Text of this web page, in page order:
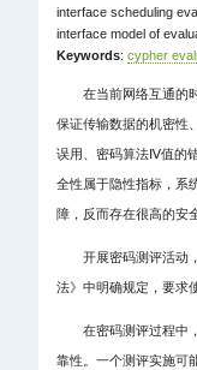
interface scheduling
interface model of
Keywords: cypher
在当前网络互通的
保证传输数据的机密性
误用、密码算法Ⅳ值的
全性属于隐性指标，系
障，反而存在很高的安
开展密码测评活动
法》中明确规定，要求
在密码测评过程中
靠性。一个测评实施可